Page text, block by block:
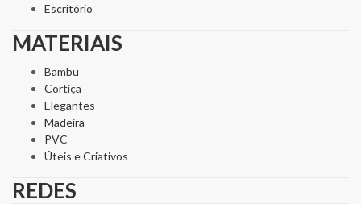
Escritório
MATERIAIS
Bambu
Cortiça
Elegantes
Madeira
PVC
Úteis e Criativos
REDES